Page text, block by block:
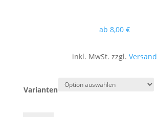
ab 8,00 €
inkl. MwSt. zzgl. Versand
Varianten